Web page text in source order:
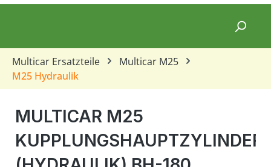
Multicar Ersatzteile
Multicar M25
M25 Hydraulik
MULTICAR M25
KUPPLUNGSHAUPTZYLINDER